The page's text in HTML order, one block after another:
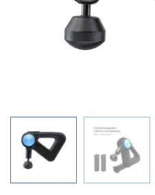
Beste Professionele
Addsfit
Hydragun
Massagerr
MUSCQLER
Massagekoppen
Massagetypes
Technologie
Donnerberg
shiatsu: review
massage gun?
Het handvat